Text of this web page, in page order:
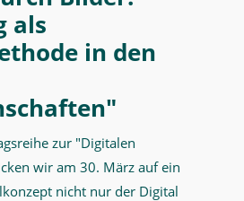
als
in den
zur "Digitalen
wir am 30. März auf ein
nicht nur der Digital